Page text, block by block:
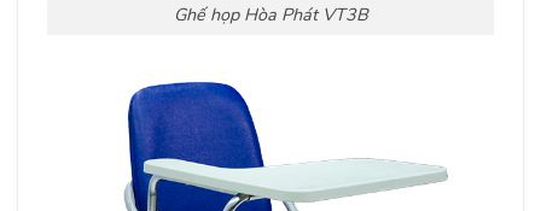
Ghế họp Hòa Phát VT3B